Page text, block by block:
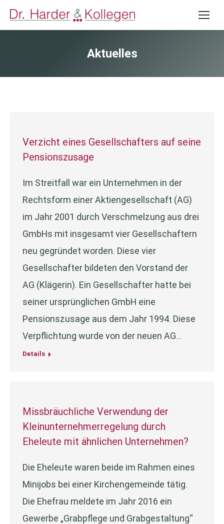
Aktuelles
Verzicht eines Gesellschafters auf seine
Pensionszusage
Im Streitfall war ein Unternehmen in der
Rechtsform einer Aktiengesellschaft (AG)
im Jahr 2001 durch Verschmelzung aus drei
GmbHs mit insgesamt vier Gesellschaftern
neu gegründet worden. Diese vier
Gesellschafter bildeten den Vorstand der
AG (Klägerin). Ein Gesellschafter hatte bei
seiner ursprünglichen GmbH eine
Pensionszusage aus dem Jahr 1994. Diese
Verpflichtung wurde von der neuen AG…
Details
Missbräuchliche Verwendung der
Kleinunternehmerregelung durch
Eheleute mit ähnlichen Unternehmen?
Die Eheleute waren beide im Rahmen eines
Minijobs bei einer Kirchengemeinde tätig.
Die Ehefrau meldete im Jahr 2016 ein
Gewerbe „Grabpflege und Grabgestaltung“